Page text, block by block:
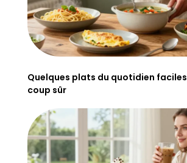
Quelques plats du quotidien
coup sûr